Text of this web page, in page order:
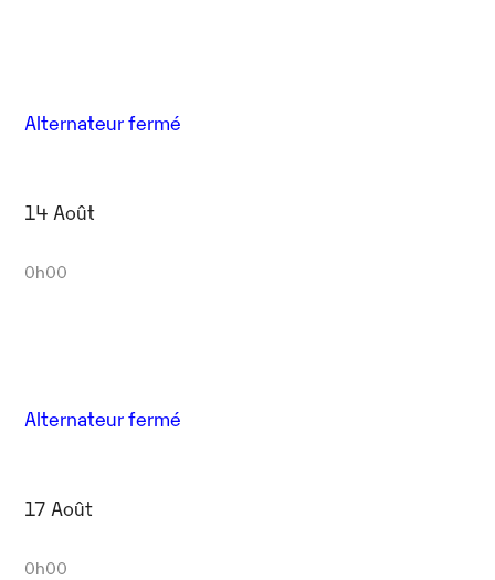
Alternateur fermé
14 Août
0h00
Alternateur fermé
17 Août
0h00